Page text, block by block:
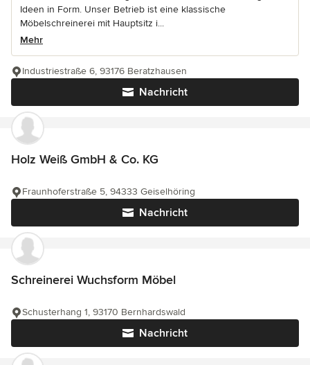
Ideen in Form. Unser Betrieb ist eine klassische
Möbelschreinerei mit Hauptsitz i...
Mehr
Nachricht
Industriestraße 6, 93176 Beratzhausen
Holz Weiß GmbH & Co. KG
Nachricht
Fraunhoferstraße 5, 94333 Geiselhöring
Schreinerei Wuchsform Möbel
Nachricht
Schusterhang 1, 93170 Bernhardswald